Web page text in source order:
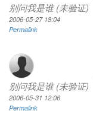
别问我是谁 (未验证)
2006-05-27 18:04
Permalink
别问我是谁 (未验证)
2006-05-31 12:06
Permalink